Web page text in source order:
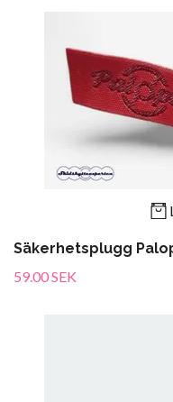
Säkerhetsplugg
59.00 SEK